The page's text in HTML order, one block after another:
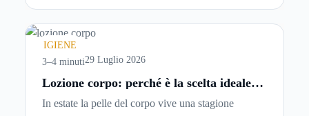
abbiano problemi a pagare il canone, per cui si
comincia a cercare un’altra abitazione: è legittimo
chiedersi se è possibile
locazioneprima che scada. In questa guida
capiremo come inviare la disdetta per un contratto
IGIENE
3–4 minuti29 Luglio 2026
Lozione corpo: perché è la scelta ideale
In estate la pelle del corpo vive una stagione